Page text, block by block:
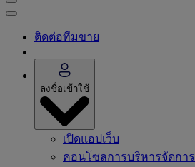
ติดต่อทีมขาย
ลงชื่อเข้าใช้
เปิดแอปเว็บ
คอนโซลการบริหารจัดการ